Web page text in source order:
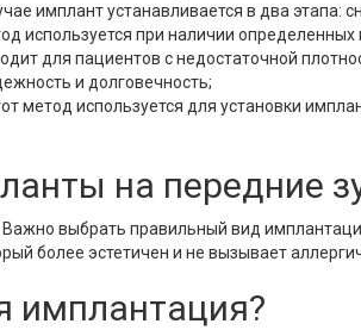
имплант устанавливается в два этапа:
используется при наличии
для пациентов с недостаточной
и долговечность;
метод используется для установки
на передние
выбрать правильный вид
более эстетичен и не вызывает
имплантация?